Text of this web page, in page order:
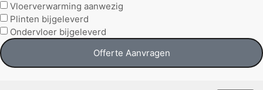
Vloerverwarming aanwezig
Plinten bijgeleverd
Ondervloer bijgeleverd
Offerte Aanvragen